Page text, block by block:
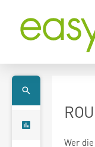
Wer